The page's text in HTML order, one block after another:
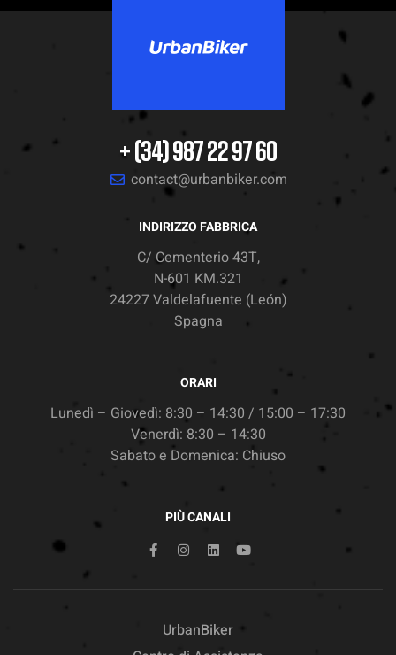
+ (34) 987 22 97 60
contact@urbanbiker.com
INDIRIZZO FABBRICA
C/ Cementerio 43T,
N-601 KM.321
24227 Valdelafuente (León)
Spagna
ORARI
Lunedì – Giovedì: 8:30 – 14:30 / 15:00 – 17:30
Venerdì: 8:30 – 14:30
Sabato e Domenica: Chiuso
PIÙ CANALI
UrbanBiker